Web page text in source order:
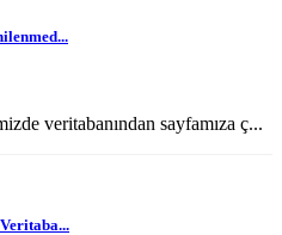
veritabanından sayfamıza ç...